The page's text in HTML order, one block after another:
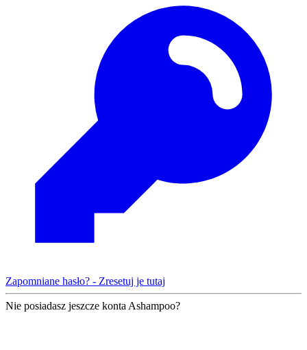
Zapomniane hasło? - Zresetuj je tutaj
Nie posiadasz jeszcze konta Ashampoo?